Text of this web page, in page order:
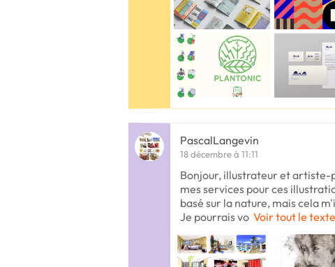
PascalLangevin
18 décembre à 11:11
Bonjour, illustrateur et artiste-
mes services pour ces
basé sur la nature, mais cela
Je pourrais vo Voir tout le texte